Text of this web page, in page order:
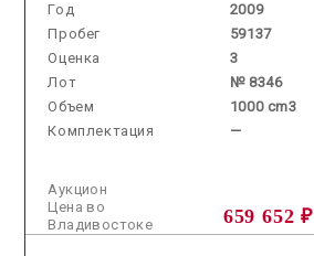
Год
2009
Пробег
59137
Оценка
3
Лот
№ 8346
Объем
1000 cm3
Комплектация
—
Аукцион
659 652 ₽
Цена во
Владивостоке